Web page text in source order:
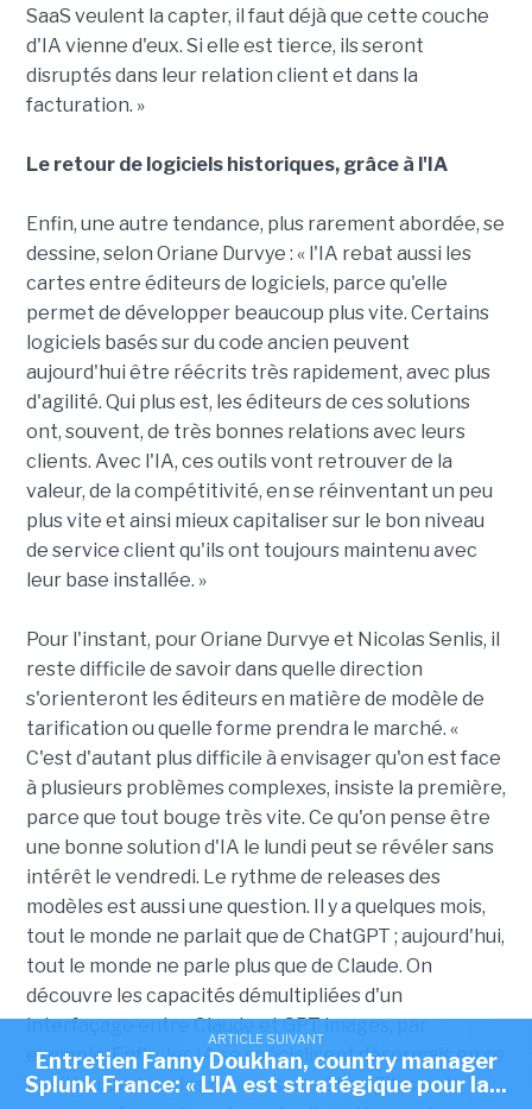
SaaS veulent la capter, il faut déjà que cette couche
d'IA vienne d'eux. Si elle est tierce, ils seront
disruptés dans leur relation client et dans la
facturation. »
Le retour de logiciels historiques, grâce à l'IA
Enfin, une autre tendance, plus rarement abordée, se
dessine, selon Oriane Durvye : « l'IA rebat aussi les
cartes entre éditeurs de logiciels, parce qu'elle
permet de développer beaucoup plus vite. Certains
logiciels basés sur du code ancien peuvent
aujourd'hui être réécrits très rapidement, avec plus
d'agilité. Qui plus est, les éditeurs de ces solutions
ont, souvent, de très bonnes relations avec leurs
clients. Avec l'IA, ces outils vont retrouver de la
valeur, de la compétitivité, en se réinventant un peu
plus vite et ainsi mieux capitaliser sur le bon niveau
de service client qu'ils ont toujours maintenu avec
leur base installée. »
Pour l'instant, pour Oriane Durvye et Nicolas Senlis, il
reste difficile de savoir dans quelle direction
s'orienteront les éditeurs en matière de modèle de
tarification ou quelle forme prendra le marché. «
C'est d'autant plus difficile à envisager qu'on est face
à plusieurs problèmes complexes, insiste la première,
parce que tout bouge très vite. Ce qu'on pense être
une bonne solution d'IA le lundi peut se révéler sans
intérêt le vendredi. Le rythme de releases des
modèles est aussi une question. Il y a quelques mois,
tout le monde ne parlait que de ChatGPT ; aujourd'hui,
tout le monde ne parle plus que de Claude. On
découvre les capacités démultipliées d'un
interfaçage entre Claude et GPT images, par
exemple. Enfin, les IA se spécialisent désormais en se
positionnant sur les processus métier. Elles ont
ARTICLE SUIVANT
Entretien Fanny Doukhan, country manager
Splunk France: « L'IA est stratégique pour la...